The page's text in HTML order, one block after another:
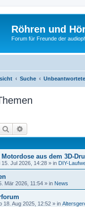
Röhren und
Forum für Freunde der
Suche
Suche
aus dem 3D-
15. Jul 2026, 14:28 » in DIY-
Mär 2026, 11:54 » in News
18. Aug 2025, 12:52 » in